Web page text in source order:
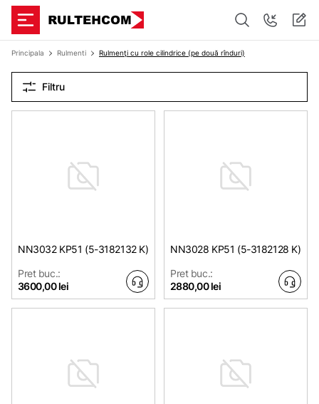
Principala Rulmenti Rulmenţi cu role cilindrice (pe două rînduri)
Filtru
NN3032 KP51 (5-3182132 K)
Pret buc.:
3600,00 lei
NN3028 KP51 (5-3182128 K)
Pret buc.:
2880,00 lei